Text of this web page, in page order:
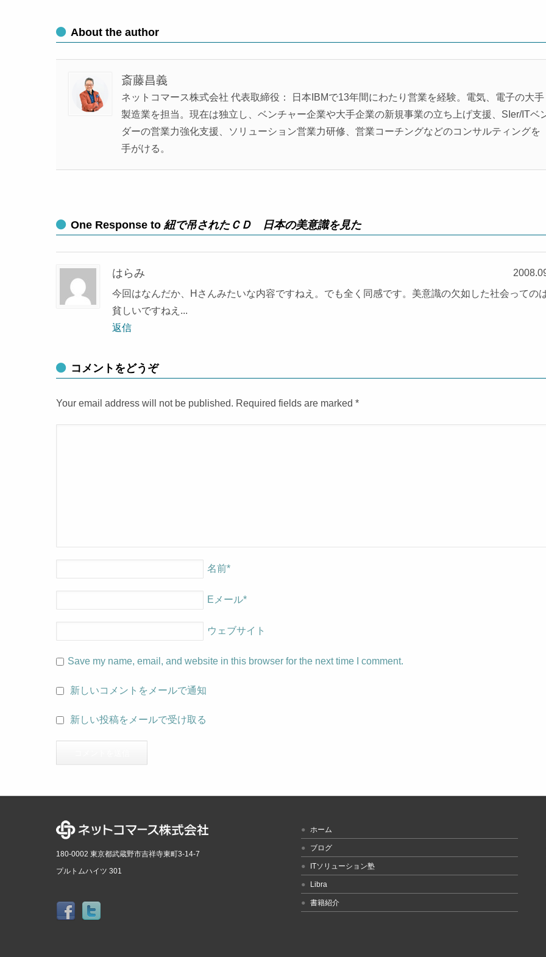
About the author
斎藤昌義
ネットコマース株式会社 代表取締役： 日本IBMで13年間にわたり営業を経験。電気、電子の大手
製造業を担当。現在は独立し、ベンチャー企業や大手企業の新規事業の立ち上げ支援、SIer/ITベ
ダーの営業力強化支援、ソリューション営業力研修、営業コーチングなどのコンサルティングを
手がける。
One Response to 紐で吊されたＣＤ 日本の美意識を見た
はらみ
今回はなんだか、Hさんみたいな内容ですねえ。でも全く同感です。美意識の欠如した社会ってのは
貧しいですねえ...
返信
コメントをどうぞ
Your email address will not be published. Required fields are marked *
名前*
Eメール*
ウェブサイト
Save my name, email, and website in this browser for the next time I comment.
新しいコメントをメールで通知
新しい投稿をメールで受け取る
180-0002 東京都武蔵野市吉祥寺東町3-14-7
プルトムハイツ 301
ホーム
ブログ
ITソリューション塾
Libra
書籍紹介